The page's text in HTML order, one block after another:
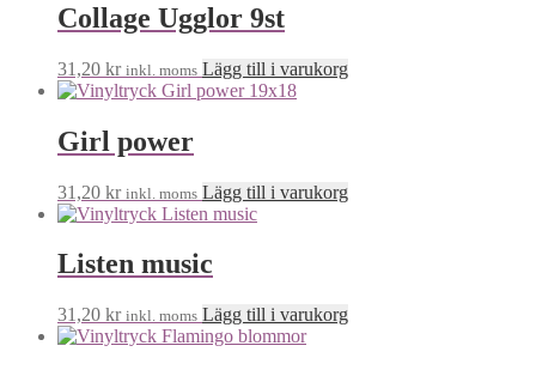
Collage Ugglor 9st
31,20 kr inkl. moms Lägg till i varukorg
Girl power
31,20 kr inkl. moms Lägg till i varukorg
Listen music
31,20 kr inkl. moms Lägg till i varukorg